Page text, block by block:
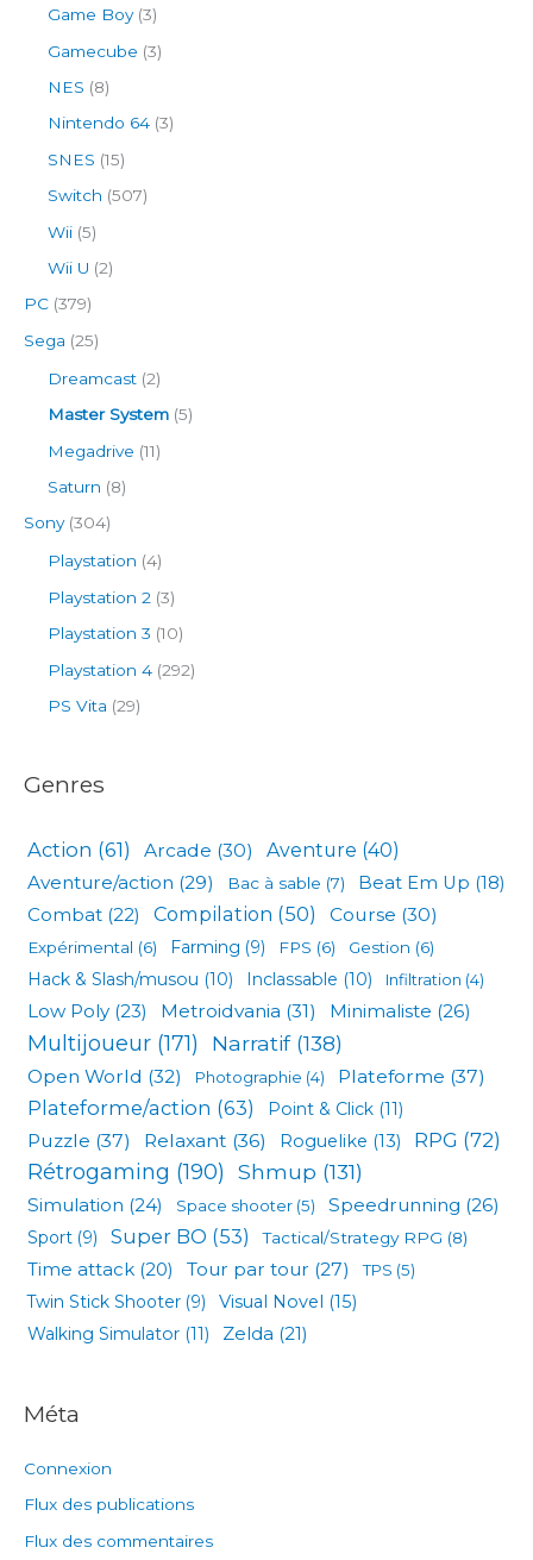
Game Boy(3)
Gamecube (3)
NES (8)
Nintendo 64 (3)
SNES (15)
Switch (507)
Wii (5)
Wii U (2)
PC (379)
Sega (25)
Dreamcast (2)
Master System (5)
Megadrive (11)
Saturn (8)
Sony(304)
Playstation (4)
Playstation 2 (3)
Playstation 3 (10)
Playstation 4 (292)
PS Vita (29)
Genres
Action (61) Arcade (30) Aventure (40)
Aventure/action (29) Bac à sable (7) Beat Em Up (18)
Combat (22) Compilation (50) Course (30)
Expérimental (6) Farming (9) FPS (6) Gestion (6)
Hack & Slash/musou (10) Inclassable (10) Infiltration (4)
Low Poly (23) Metroidvania (31) Minimaliste (26)
Multijoueur (171) Narratif(138)
Open World (32) Photographie (4) Plateforme (37)
Plateforme/action (63) Point & Click (11)
Puzzle (37) Relaxant (36) Roguelike (13) RPG (72)
Rétrogaming (190) Shmup (131)
Simulation (24) Space shooter (5) Speedrunning (26)
Sport (9) Super BO (53) Tactical/Strategy RPG (8)
Time attack (20) Tour par tour (27) TPS (5)
Twin Stick Shooter (9) Visual Novel (15)
Walking Simulator (11) Zelda (21)
Méta
Connexion
Flux des publications
Flux des commentaires